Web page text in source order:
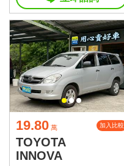
19.80 萬 加入比較
TOYOTA
INNOVA